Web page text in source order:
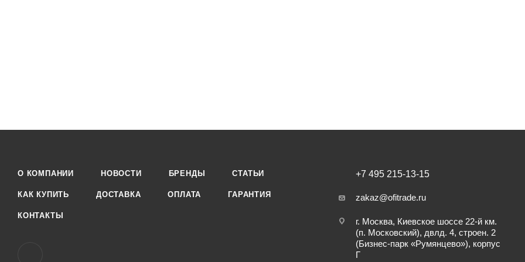
О КОМПАНИИ НОВОСТИ БРЕНДЫ СТАТЬИ
КАК КУПИТЬ ДОСТАВКА ОПЛАТА ГАРАНТИЯ
КОНТАКТЫ
+7 495 215-13-15
zakaz@ofitrade.ru
г. Москва, Киевское шоссе 22-й км.
(п. Московский), двлд. 4, строен. 2
(Бизнес-парк «Румянцево»), корпус
Г